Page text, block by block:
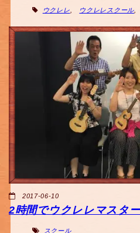
ウクレレ ウクレレスクール,
2017-06-10
2時間でウクレレマスタ
スクール